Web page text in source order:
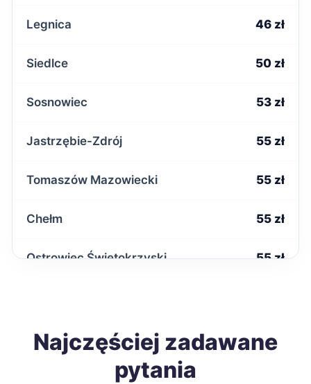
Legnica 46 zł
Siedlce 50 zł
Sosnowiec 53 zł
Jastrzębie-Zdrój 55 zł
Tomaszów Mazowiecki 55 zł
Chełm 55 zł
Ostrowiec Świętokrzyski 55 zł
Lublin 56 zł
Najczęściej zadawane
pytania